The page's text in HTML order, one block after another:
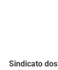
Sindicato